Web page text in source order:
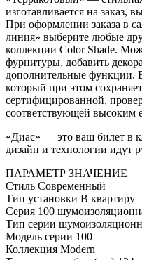
изготавливается на заказ,
При оформлении заказа в
линия» выберите любые
коллекции Color Shade.
фурнитуры, добавить
дополнительные функции.
который при этом
сертифицированной,
соответствующей высоким
«Диас» — это ваш билет в
дизайн и технологии идут
ПАРАМЕТР ЗНАЧЕНИЕ
Стиль Современный
Тип установки В квартиру
Серия 100
Тип серии
Модель серии 100
Коллекция Modern